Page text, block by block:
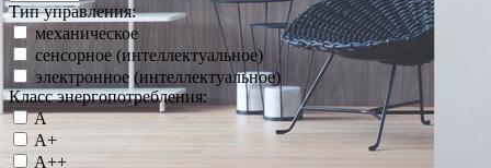
Тип управления:
механическое
сенсорное (интеллектуальное)
электронное (интеллектуальное)
Класс энергопотребления:
A
A+
A++